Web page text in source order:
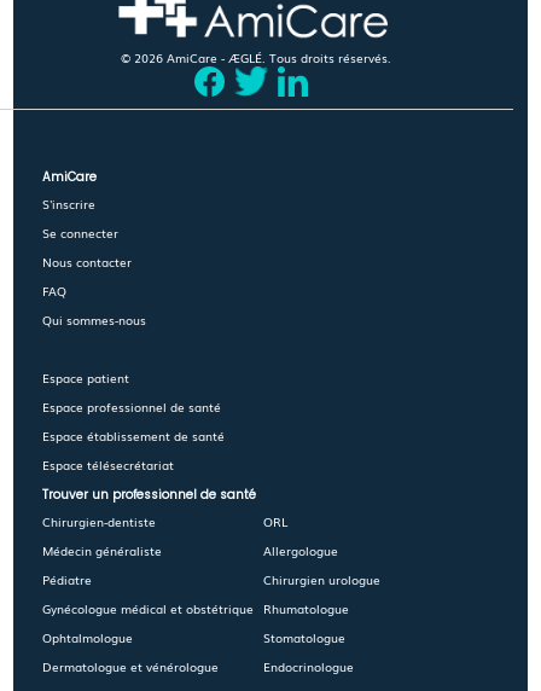
© 2026 AmiCare - ÆGLÉ. Tous droits réservés.
AmiCare
S'inscrire
Se connecter
Nous contacter
FAQ
Qui sommes-nous
Espace patient
Espace professionnel de santé
Espace établissement de santé
Espace télésecrétariat
Trouver un professionnel de santé
Chirurgien-dentiste
Médecin généraliste
Pédiatre
Gynécologue médical et obstétrique
Ophtalmologue
Dermatologue et vénérologue
ORL
Allergologue
Chirurgien urologue
Rhumatologue
Stomatologue
Endocrinologue